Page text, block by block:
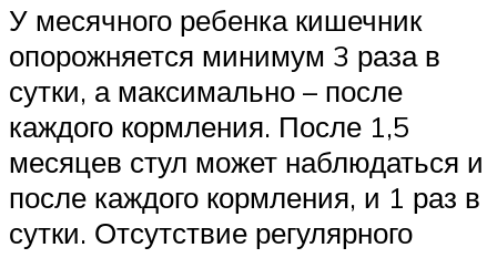
У месячного ребенка кишечник
опорожняется минимум 3 раза в
сутки, а максимально – после
каждого кормления. После 1,5
месяцев стул может наблюдаться и
после каждого кормления, и 1 раз в
сутки. Отсутствие регулярного